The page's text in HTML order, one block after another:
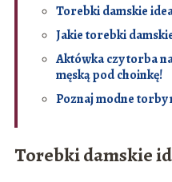
Torebki damskie
Jakie torebki
Aktówka czy torba
męską pod choinkę!
Poznaj modne torby
Torebki damskie